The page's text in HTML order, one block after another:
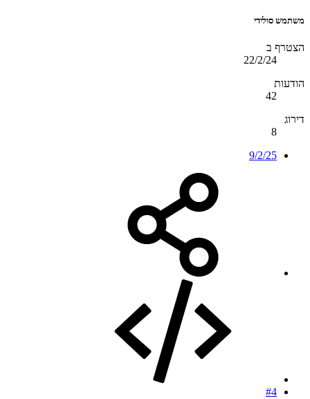
משתמש סולידי
הצטרף ב
22/2/24
הודעות
42
דירוג
8
9/2/25
#4